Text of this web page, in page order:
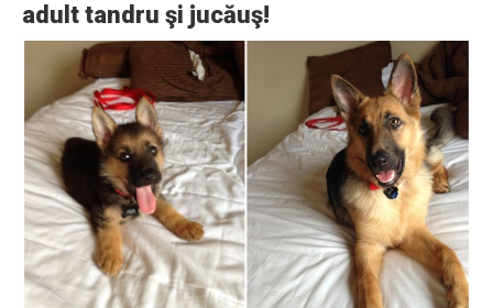
adult tandru şi jucăuş!